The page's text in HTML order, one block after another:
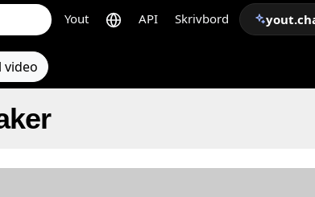
Yout API Skrivbord
video